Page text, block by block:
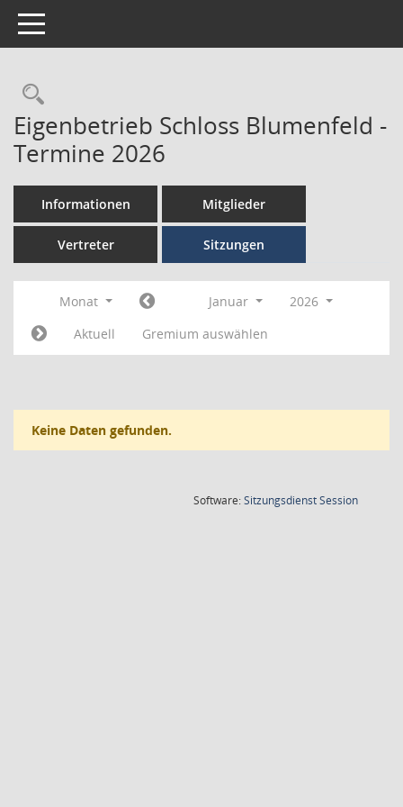
Toggle navigation
Eigenbetrieb Schloss Blumenfeld -
Termine 2026
Informationen Mitglieder
Vertreter Sitzungen
Monat Januar
2026
Aktuell
Gremium auswählen
Keine Daten gefunden.
Software:SitzungsdienstSession(Wird in